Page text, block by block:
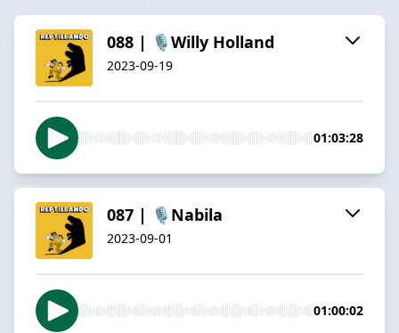
088 | 🎙️Willy Holland
2023-09-19
01:03:28
087 | 🎙️Nabila
2023-09-01
01:00:02